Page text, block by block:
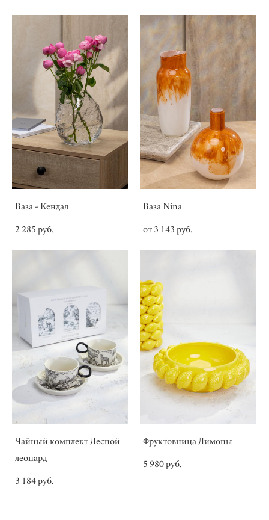
Ваза - Кендал
2 285 pуб.
Ваза Nina
от 3 143 pуб.
Чайный комплект Лесной
леопард
3 184 pуб.
Фруктовница Лимоны
5 980 pуб.